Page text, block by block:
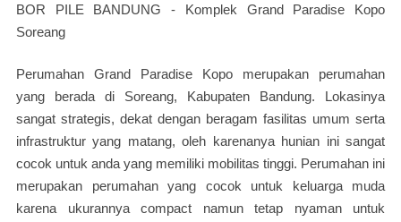
BOR PILE BANDUNG - Komplek Grand Paradise Kopo
Soreang
Perumahan Grand Paradise Kopo merupakan perumahan
yang berada di Soreang, Kabupaten Bandung. Lokasinya
sangat strategis, dekat dengan beragam fasilitas umum serta
infrastruktur yang matang, oleh karenanya hunian ini sangat
cocok untuk anda yang memiliki mobilitas tinggi. Perumahan ini
merupakan perumahan yang cocok untuk keluarga muda
karena ukurannya compact namun tetap nyaman untuk